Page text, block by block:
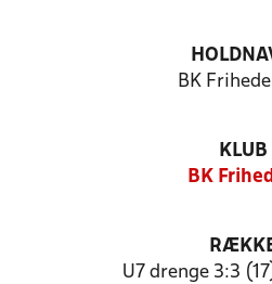
BK
KLUB
BK
U7 drenge 3:3